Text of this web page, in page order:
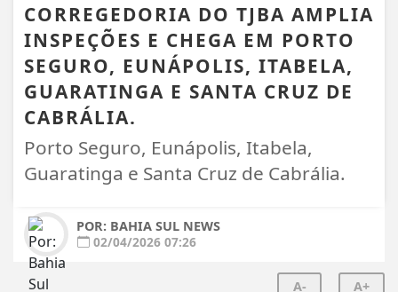
CORREGEDORIA DO TJBA AMPLIA
INSPEÇÕES E CHEGA EM PORTO
SEGURO, EUNÁPOLIS, ITABELA,
GUARATINGA E SANTA CRUZ DE
CABRÁLIA.
Porto Seguro, Eunápolis, Itabela,
Guaratinga e Santa Cruz de Cabrália.
POR: BAHIA SUL NEWS
02/04/2026 07:26
A- A+